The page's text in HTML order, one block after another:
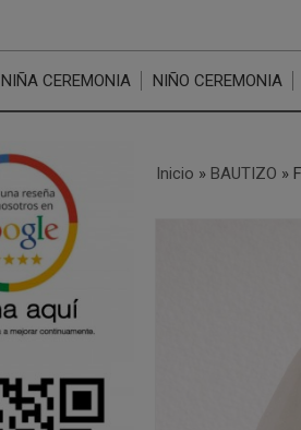
NIÑA CEREMONIA NIÑO CEREMONIA
Inicio » BAUTIZO »